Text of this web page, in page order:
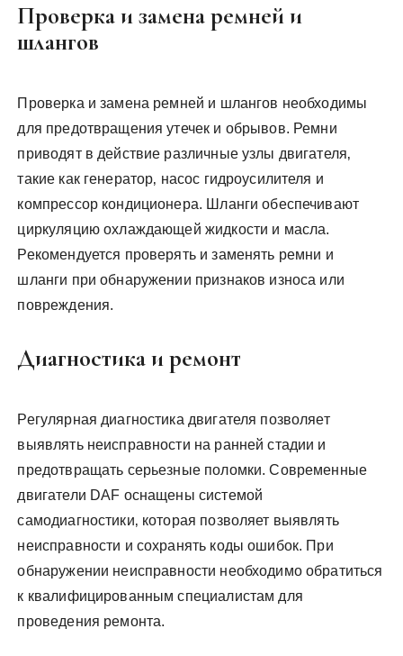
Проверка и замена ремней и
шлангов
Проверка и замена ремней и шлангов необходимы
для предотвращения утечек и обрывов. Ремни
приводят в действие различные узлы двигателя‚
такие как генератор‚ насос гидроусилителя и
компрессор кондиционера. Шланги обеспечивают
циркуляцию охлаждающей жидкости и масла.
Рекомендуется проверять и заменять ремни и
шланги при обнаружении признаков износа или
повреждения.
Диагностика и ремонт
Регулярная диагностика двигателя позволяет
выявлять неисправности на ранней стадии и
предотвращать серьезные поломки. Современные
двигатели DAF оснащены системой
самодиагностики‚ которая позволяет выявлять
неисправности и сохранять коды ошибок. При
обнаружении неисправности необходимо обратиться
к квалифицированным специалистам для
проведения ремонта.